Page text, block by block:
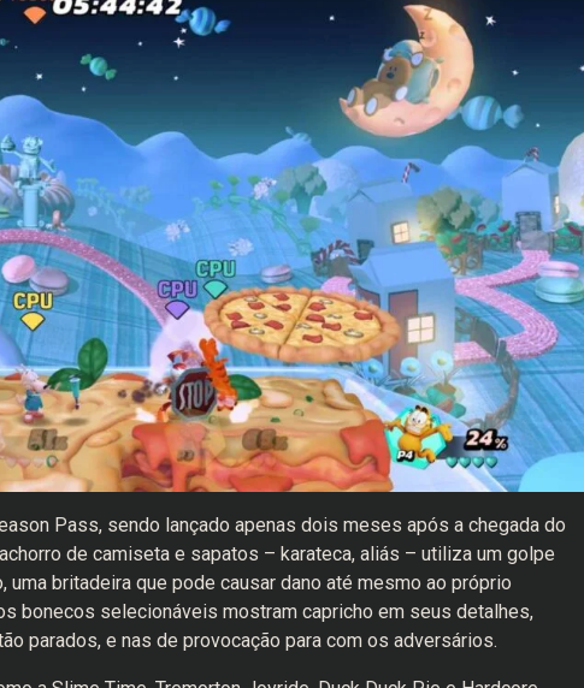
Pass, sendo lançado apenas dois meses após a chegada do
de camiseta e sapatos – karateca, aliás – utiliza um golpe
britadeira que pode causar dano até mesmo ao próprio
bonecos selecionáveis mostram capricho em seus detalhes,
parados, e nas de provocação para com os adversários.